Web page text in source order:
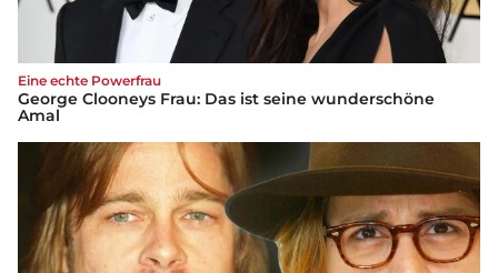
Eine echte Powerfrau
George Clooneys Frau: Das ist seine wunderschöne
Amal